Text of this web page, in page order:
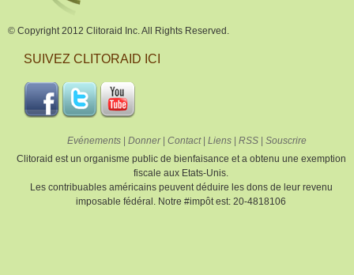
© Copyright 2012 Clitoraid Inc. All Rights Reserved.
SUIVEZ CLITORAID ICI
Evénements | Donner| Contact| Liens | RSS | Souscrire
Clitoraid est un organisme public de bienfaisance et a obtenu une exemption
fiscale aux Etats-Unis.
Les contribuables américains peuvent déduire les dons de leur revenu
imposable fédéral. Notre #impôt est: 20-4818106